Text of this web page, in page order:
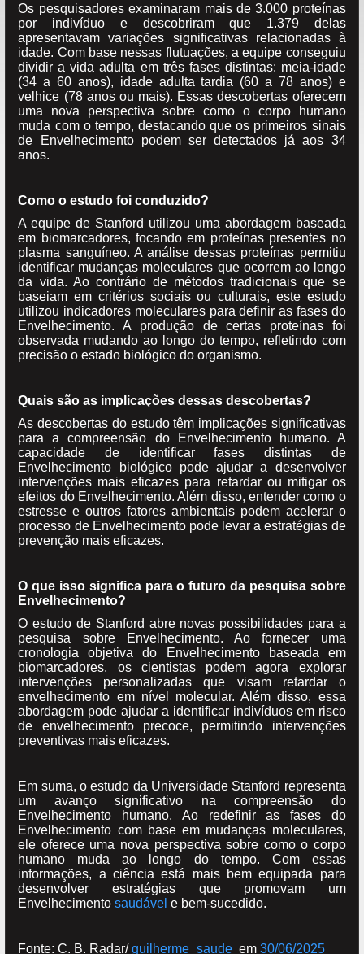
Os pesquisadores examinaram mais de 3.000 proteínas
por indivíduo e descobriram que 1.379 delas
apresentavam variações significativas relacionadas à
idade. Com base nessas flutuações, a equipe conseguiu
dividir a vida adulta em três fases distintas: meia-idade
(34 a 60 anos), idade adulta tardia (60 a 78 anos) e
velhice (78 anos ou mais). Essas descobertas oferecem
uma nova perspectiva sobre como o corpo humano
muda com o tempo, destacando que os primeiros sinais
de Envelhecimento podem ser detectados já aos 34
anos.
Como o estudo foi conduzido?
A equipe de Stanford utilizou uma abordagem baseada
em biomarcadores, focando em proteínas presentes no
plasma sanguíneo. A análise dessas proteínas permitiu
identificar mudanças moleculares que ocorrem ao longo
da vida. Ao contrário de métodos tradicionais que se
baseiam em critérios sociais ou culturais, este estudo
utilizou indicadores moleculares para definir as fases do
Envelhecimento. A produção de certas proteínas foi
observada mudando ao longo do tempo, refletindo com
precisão o estado biológico do organismo.
Quais são as implicações dessas descobertas?
As descobertas do estudo têm implicações significativas
para a compreensão do Envelhecimento humano. A
capacidade de identificar fases distintas de
Envelhecimento biológico pode ajudar a desenvolver
intervenções mais eficazes para retardar ou mitigar os
efeitos do Envelhecimento. Além disso, entender como o
estresse e outros fatores ambientais podem acelerar o
processo de Envelhecimento pode levar a estratégias de
prevenção mais eficazes.
O que isso significa para o futuro da pesquisa sobre
Envelhecimento?
O estudo de Stanford abre novas possibilidades para a
pesquisa sobre Envelhecimento. Ao fornecer uma
cronologia objetiva do Envelhecimento baseada em
biomarcadores, os cientistas podem agora explorar
intervenções personalizadas que visam retardar o
envelhecimento em nível molecular. Além disso, essa
abordagem pode ajudar a identificar indivíduos em risco
de envelhecimento precoce, permitindo intervenções
preventivas mais eficazes.
Em suma, o estudo da Universidade Stanford representa
um avanço significativo na compreensão do
Envelhecimento humano. Ao redefinir as fases do
Envelhecimento com base em mudanças moleculares,
ele oferece uma nova perspectiva sobre como o corpo
humano muda ao longo do tempo. Com essas
informações, a ciência está mais bem equipada para
desenvolver estratégias que promovam um
Envelhecimentosaudávele bem-sucedido.
Fonte: C. B. Radar/guilherme_saude em30/06/2025